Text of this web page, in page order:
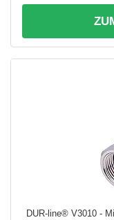
DUR-line® V3010 -